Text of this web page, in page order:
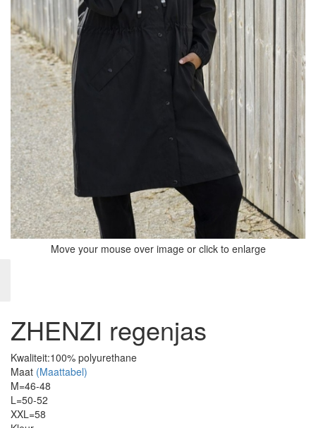
Move your mouse over image or click to enlarge
ZHENZI regenjas
Kwaliteit:100% polyurethane
Maat (Maattabel)
M=46-48
L=50-52
XXL=58